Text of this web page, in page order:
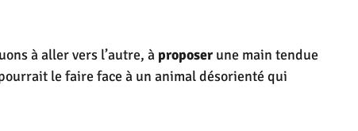
à aller vers l’autre, à proposer une main tendue
le faire face à un animal désorienté qui